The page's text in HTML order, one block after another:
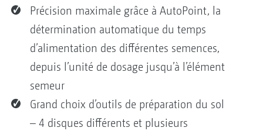
Précision maximale grâce à AutoPoint, la
détermination automatique du temps
d’alimentation des différentes semences,
depuis l’unité de dosage jusqu’à l’élément
semeur
Grand choix d’outils de préparation du sol
– 4 disques différents et plusieurs